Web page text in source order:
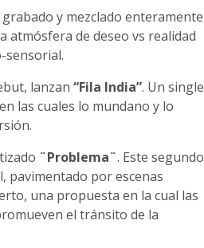
y mezclado enteramente
atmósfera de deseo vs realidad
sensorial.
lanzan “Fila India”. Un single
las cuales lo mundano y lo
¨Problema¨. Este segundo
pavimentado por escenas
una propuesta en la cual las
el tránsito de la